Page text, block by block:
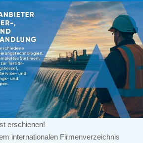
erschienen!
internationalen Firmenverzeichnis